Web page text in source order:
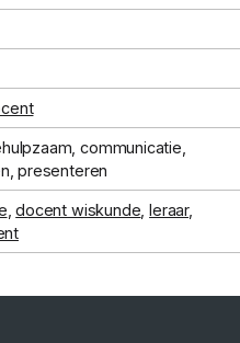
communicatie,
presenteren
,docent wiskunde ,leraar,